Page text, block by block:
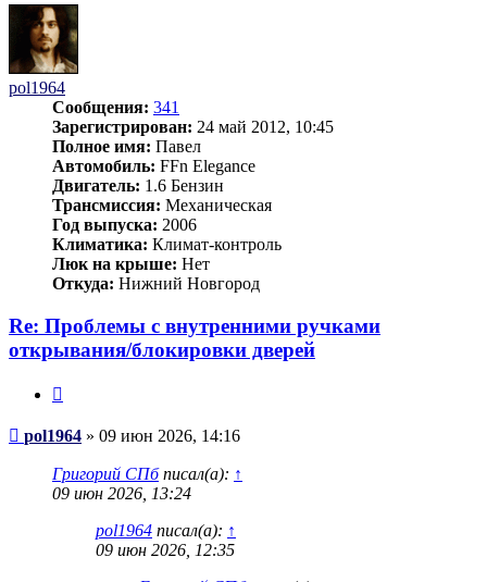
pol1964
Сообщения: 341
Зарегистрирован: 24 май 2012, 10:45
Полное имя: Павел
Автомобиль: FFn Elegance
Двигатель: 1.6 Бензин
Трансмиссия: Механическая
Год выпуска: 2006
Климатика: Климат-контроль
Люк на крыше: Нет
Откуда: Нижний Новгород
Re: Проблемы с внутренними ручками
открывания/блокировки дверей
Сообщение
pol1964 » 09 июн 2026, 14:16
Григорий СПбписал(а): ↑
09 июн 2026, 13:24
pol1964 писал(а): ↑
09 июн 2026, 12:35